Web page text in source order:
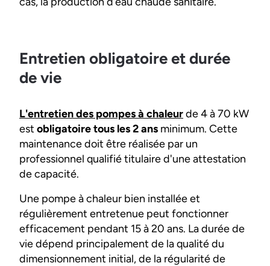
Entretien obligatoire et durée
de vie
L'entretien des pompes à chaleurde 4 à 70 kW
est obligatoire tous les 2 ans minimum. Cette
maintenance doit être réalisée par un
professionnel qualifié titulaire d'une attestation
de capacité.
Une pompe à chaleur bien installée et
régulièrement entretenue peut fonctionner
efficacement pendant 15 à 20 ans. La durée de
vie dépend principalement de la qualité du
dimensionnement initial, de la régularité de